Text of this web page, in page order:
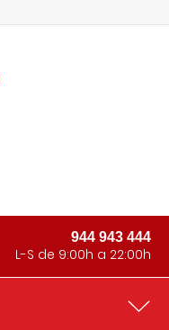
944 943 444
L-S de 9:00h a 22:00h